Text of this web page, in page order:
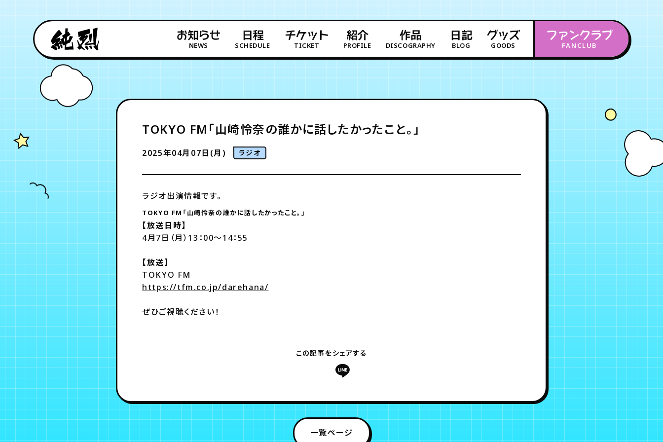
お知らせ
NEWS
日程
SCHEDULE
チケット
TICKET
紹介
PROFILE
作品
DISCOGRAPHY
日記
BLOG
グッズ
GOODS
ファンクラブ
FANCLUB
ログイン
FC NEWS MOVIE
TOKYO FM「山崎怜奈の誰かに話したかったこと。」
2025年04月07日(月) ラジオ
ラジオ出演情報です。
TOKYO FM 「山崎怜奈の誰かに話したかったこと。」
【放送日時】
4月7日（月）13：00～14：55
【放送】
TOKYO FM
https://tfm.co.jp/darehana/
ぜひご視聴ください！
この記事をシェアする
一覧ページ